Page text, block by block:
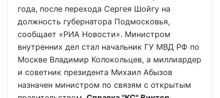
года, после перехода Сергея Шойгу на
должность губернатора Подмосковья,
сообщает «РИА Новости». Министром
внутренних дел стал начальник ГУ МВД РФ по
Москве Владимир Колокольцев, а миллиардер
и советник президента Михаил Абызов
назначен министром по связям с открытым